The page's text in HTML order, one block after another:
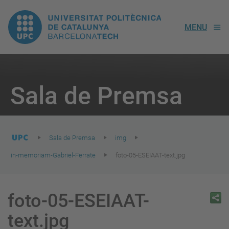
UPC.
Universitat
de
Catalunya
MENU
Sala de Premsa
here:
Sala de Premsa img
in-memoriam-Gabriel-Ferrate foto-05-ESEIAAT-text.jpg
foto-05-ESEIAAT-
text.jpg